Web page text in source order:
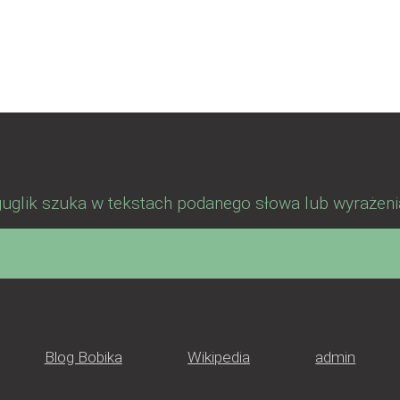
szuka w tekstach podanego słowa lub
Blog Bobika Wikipedia admin